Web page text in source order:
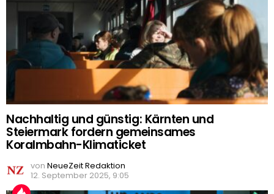
Nachhaltig und günstig: Kärnten und
Steiermark fordern gemeinsames
Koralmbahn-Klimaticket
von NeueZeit Redaktion
12. September 2025, 9:05